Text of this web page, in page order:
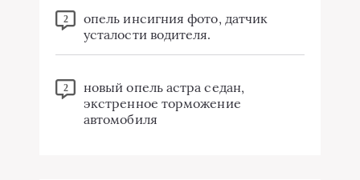
2
опель инсигния фото, датчик
усталости водителя.
2
новый опель астра седан,
экстренное торможение
автомобиля